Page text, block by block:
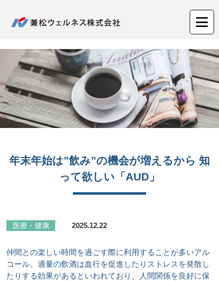
兼松ウェルネス株式会社
年末年始は”飲み”の機会が増えるから 知
って欲しい「AUD」
医療・健康 2025.12.22
仲間との楽しい時間を過ごす際に利用することが多いアル
コール。適量の飲酒は血行を促進したりストレスを発散し
たりする効果があるといわれており、人間関係を良好に保